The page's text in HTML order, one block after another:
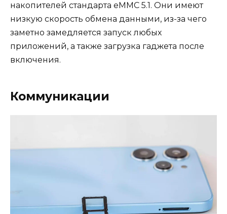
накопителей стандарта eMMC 5.1. Они имеют
низкую скорость обмена данными, из-за чего
заметно замедляется запуск любых
приложений, а также загрузка гаджета после
включения.
Коммуникации